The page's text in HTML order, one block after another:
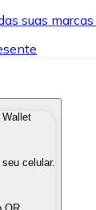
suas
seu interesse
em moeda
celular.